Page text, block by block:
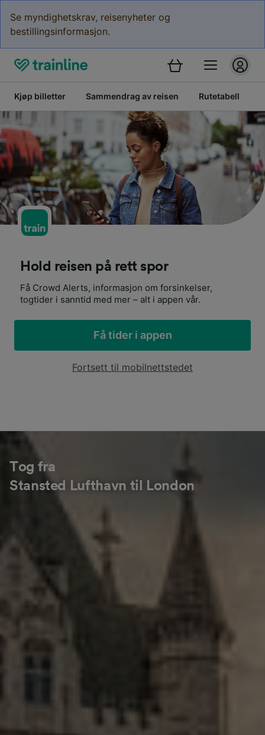
Se myndighetskrav, reisenyheter og
bestillingsinformasjon.
Kjøp billetter Sammendrag av reisen Rutetabell
Hold reisen på rett spor
Få Crowd Alerts, informasjon om forsinkelser,
togtider i sanntid med mer – alt i appen vår.
Få tider i appen
Fortsett til mobilnettstedet
Tog fra
Stansted Lufthavn til London